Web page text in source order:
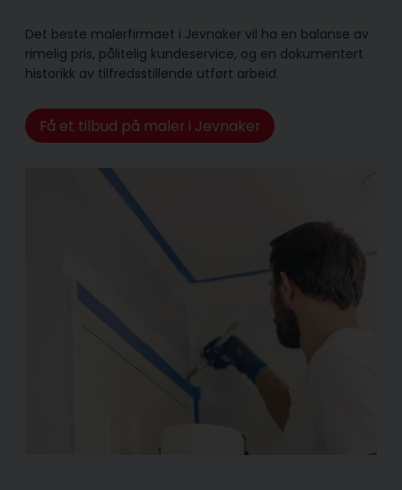
Det beste malerfirmaet i Jevnaker vil ha en balanse av
rimelig pris, pålitelig kunde­service, og en dokumentert
historikk av tilfredsstillende utført arbeid.
Få et tilbud på maler i Jevnaker